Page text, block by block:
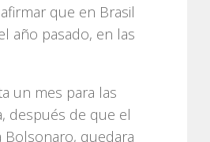
que en Brasil
año pasado, en las
un mes para las
después de que el
Bolsonaro, quedara